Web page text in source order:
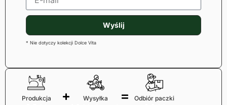
Wyślij
* Nie dotyczy kolekcji Dolce Vita
Produkcja
5-7 dni
Wysyłka
1-2 dni roboczych
Odbiór paczki
6-9 dni